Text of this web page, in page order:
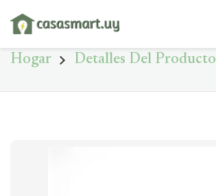
Hogar Detalles Del Producto